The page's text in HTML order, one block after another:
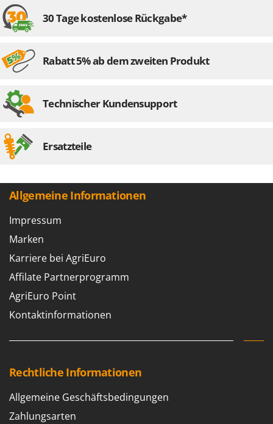
30 Tage kostenlose Rückgabe*
Rabatt 5% ab dem zweiten Produkt
Technischer Kundensupport
Ersatzteile
Allgemeine Informationen
Impressum
Marken
Karriere bei AgriEuro
Affilate Partnerprogramm
AgriEuro Point
Kontaktinformationen
Rechtliche Informationen
Allgemeine Geschäftsbedingungen
Zahlungsarten